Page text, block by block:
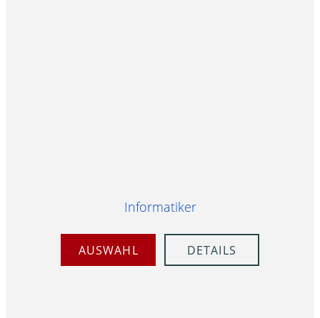
Informatiker
AUSWAHL DETAILS